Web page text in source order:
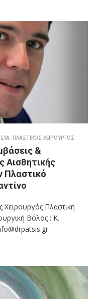
, ΠΛΑΣΤΙΚΌΣ ΧΕΙΡΟΥΡΓΌΣ
&
Αισθητικής
Πλαστικό
Χειρουργός Πλαστική
Bόλος : Κ.